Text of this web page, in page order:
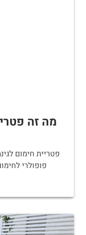
מה זה
פטריית חימום
פופולרי